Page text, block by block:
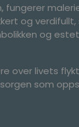
fungerer
og
og
over livets
som